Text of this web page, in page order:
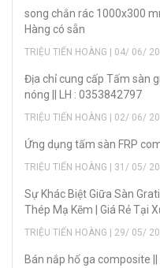
song chắn rác 1000x300
Hàng có sẵn
TRIỆU TIẾN HOÀNG | 04/ 06/
Địa chỉ cung cấp Tấm sàn
nóng || LH : 0353842797
TRIỆU TIẾN HOÀNG | 02/ 06/
Ứng dụng tấm sàn FRP
TRIỆU TIẾN HOÀNG | 31/ 05/
Sự Khác Biệt Giữa Sàn
Thép Mạ Kẽm | Giá Rẻ Tại
TRIỆU TIẾN HOÀNG | 29/ 05/
Bán nắp hố ga composite